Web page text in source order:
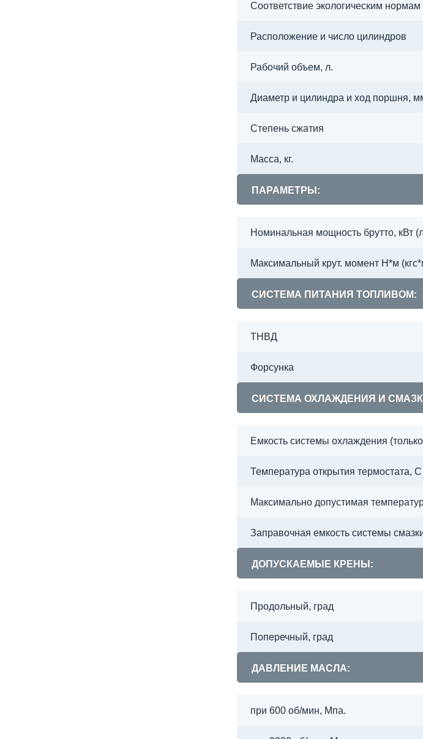
Соответствие экологическим нормам
Расположение и число цилиндров
Рабочий объем, л.
Диаметр и цилиндра и ход поршня,
Степень сжатия
Масса, кг.
ПАРАМЕТРЫ:
Номинальная мощность брутто, кВт
Максимальный крут. момент Н*м
СИСТЕМА ПИТАНИЯ ТОПЛИВОМ:
ТНВД
Форсунка
СИСТЕМА ОХЛАЖДЕНИЯ И
Емкость системы охлаждения
Температура открытия термостата, С
Максимально допустимая
Заправочная емкость системы
ДОПУСКАЕМЫЕ КРЕНЫ:
Продольный, град
Поперечный, град
ДАВЛЕНИЕ МАСЛА:
при 600 об/мин, Мпа.